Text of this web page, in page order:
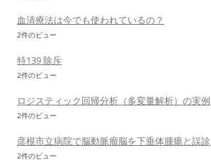
血清療法は今でも使われているの？
2件のビュー
特139 除斥
2件のビュー
ロジスティック回帰分析（多変量解析）の実例
2件のビュー
彦根市立病院で脳動脈瘤脳を下垂体腫瘍と誤診
2件のビュー